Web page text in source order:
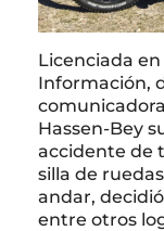
Licenciada en
Información,
Hassen-Bey
accidente de
silla de
andar,
entre otros